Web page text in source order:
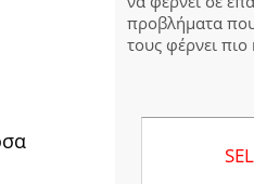
προβλήματα
τους φέρνει πιο